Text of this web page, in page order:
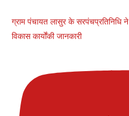
ग्राम पंचायत लासुर के सरपंचप्रतिनिधि
विकास कार्योंकी जानकारी